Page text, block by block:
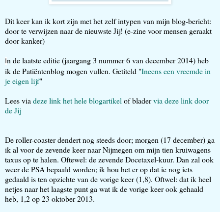
Dit keer kan ik kort zijn met het zelf intypen van mijn blog-bericht:
door te verwijzen naar de nieuwste Jij! (e-zine voor mensen geraakt
door kanker)
In de laatste editie (jaargang 3 nummer 6 van december 2014) heb
ik de Patiëntenblog mogen vullen. Getiteld "Ineens een vreemde in
je eigen lijf"
Lees via deze link het hele blogartikel of bladervia deze link door
de Jij
De roller-coaster dendert nog steeds door; morgen (17 december) ga
ik al voor de zevende keer naar Nijmegen om mijn tien kruiwagens
taxus op te halen. Oftewel: de zevende Docetaxel-kuur. Dan zal ook
weer de PSA bepaald worden; ik hou het er op dat ie nog iets
gedaald is ten opzichte van de vorige keer (1,8). Oftwel: dat ik heel
netjes naar het laagste punt ga wat ik de vorige keer ook gehaald
heb, 1,2 op 23 oktober 2013.